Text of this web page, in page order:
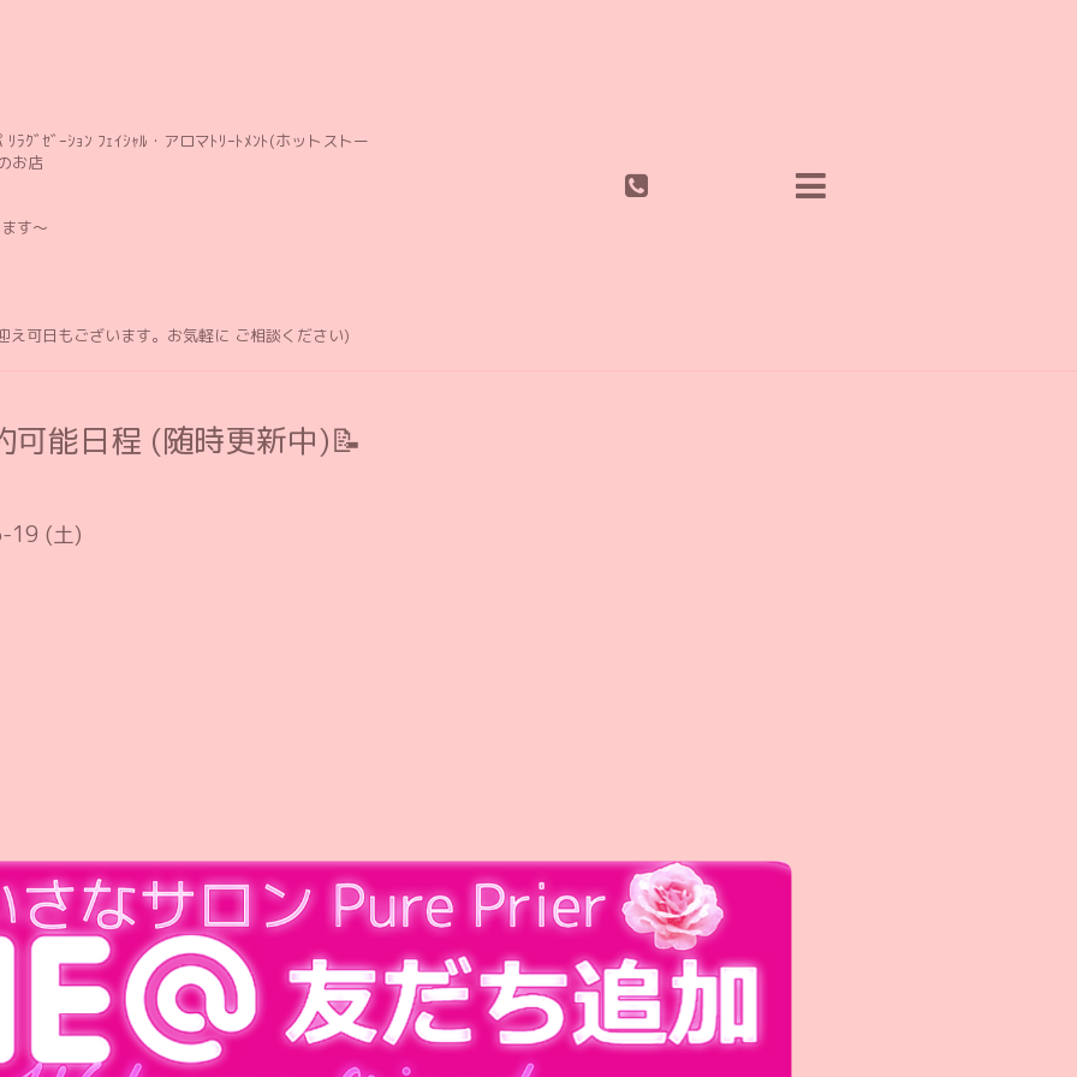
ﾗｸﾞｾﾞｰｼｮﾝ ﾌｪｲｼｬﾙ・アロマﾄﾘｰﾄﾒﾝﾄ(ホットストー
お店
す〜
え可日もございます。お気軽に ご相談ください)
能日程 (随時更新中)📝
19 (土)